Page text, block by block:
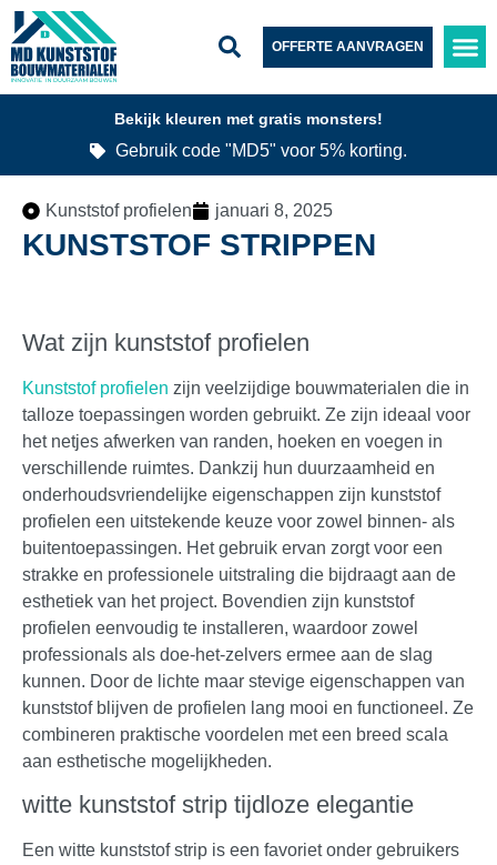
OFFERTE AANVRAGEN
Bekijk kleuren met gratis monsters!
Gebruik code "MD5" voor 5% korting.
Kunststof profielen januari 8, 2025
KUNSTSTOF STRIPPEN
Wat zijn kunststof profielen
Kunststof profielen zijn veelzijdige bouwmaterialen die in
talloze toepassingen worden gebruikt. Ze zijn ideaal voor
het netjes afwerken van randen, hoeken en voegen in
verschillende ruimtes. Dankzij hun duurzaamheid en
onderhoudsvriendelijke eigenschappen zijn kunststof
profielen een uitstekende keuze voor zowel binnen- als
buitentoepassingen. Het gebruik ervan zorgt voor een
strakke en professionele uitstraling die bijdraagt aan de
esthetiek van het project. Bovendien zijn kunststof
profielen eenvoudig te installeren, waardoor zowel
professionals als doe-het-zelvers ermee aan de slag
kunnen. Door de lichte maar stevige eigenschappen van
kunststof blijven de profielen lang mooi en functioneel. Ze
combineren praktische voordelen met een breed scala
aan esthetische mogelijkheden.
witte kunststof strip tijdloze elegantie
Een witte kunststof strip is een favoriet onder gebruikers